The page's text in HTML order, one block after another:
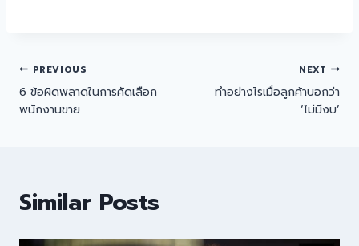
PREVIOUS
6 ข้อผิดพลาดในการคัดเลือก
พนักงานขาย
NEXT
ทำอย่างไรเมื่อลูกค้าบอกว่า
‘ไม่มีงบ’
Similar Posts